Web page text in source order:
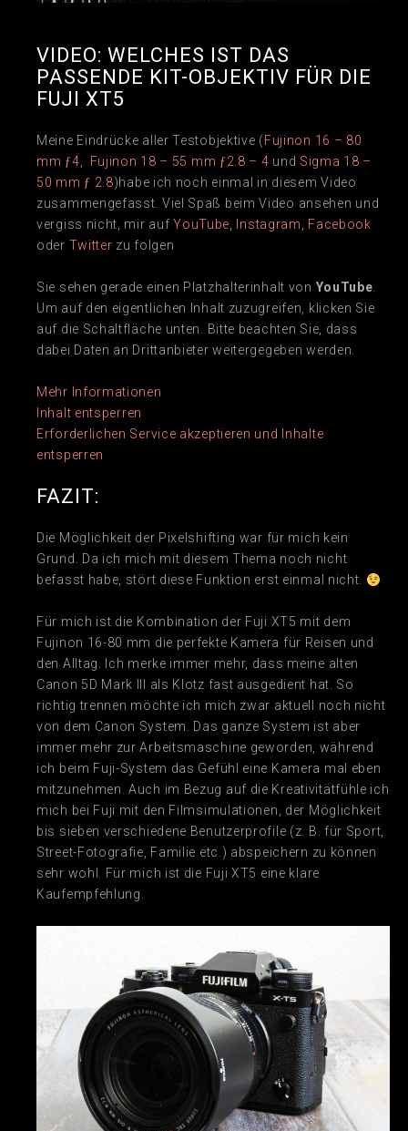
VIDEO: WELCHES IST DAS
PASSENDE KIT-OBJEKTIV FÜR DIE
FUJI XT5
Meine Eindrücke aller Testobjektive (Fujinon 16 – 80
mm ƒ4, Fujinon 18 – 55 mm ƒ2.8 – 4 und Sigma 18 –
50 mm ƒ 2.8)habe ich noch einmal in diesem Video
zusammengefasst. Viel Spaß beim Video ansehen und
vergiss nicht, mir aufYouTube, Instagram, Facebook
oder Twitter zu folgen
Sie sehen gerade einen Platzhalterinhalt von YouTube.
Um auf den eigentlichen Inhalt zuzugreifen, klicken Sie
auf die Schaltfläche unten. Bitte beachten Sie, dass
dabei Daten an Drittanbieter weitergegeben werden.
Mehr Informationen
Inhalt entsperren
Erforderlichen Service akzeptieren und Inhalte
entsperren
FAZIT:
Die Möglichkeit der Pixelshifting war für mich kein
Grund. Da ich mich mit diesem Thema noch nicht
befasst habe, stört diese Funktion erst einmal nicht.
Für mich ist die Kombination der Fuji XT5 mit dem
Fujinon 16-80 mm die perfekte Kamera für Reisen und
den Alltag. Ich merke immer mehr, dass meine alten
Canon 5D Mark III als Klotz fast ausgedient hat. So
richtig trennen möchte ich mich zwar aktuell noch nicht
von dem Canon System. Das ganze System ist aber
immer mehr zur Arbeitsmaschine geworden, während
ich beim Fuji-System das Gefühl eine Kamera mal eben
mitzunehmen. Auch im Bezug auf die Kreativitätfühle ich
mich bei Fuji mit den Filmsimulationen, der Möglichkeit
bis sieben verschiedene Benutzerprofile (z. B. für Sport,
Street-Fotografie, Familie etc.) abspeichern zu können
sehr wohl. Für mich ist die Fuji XT5 eine klare
Kaufempfehlung.